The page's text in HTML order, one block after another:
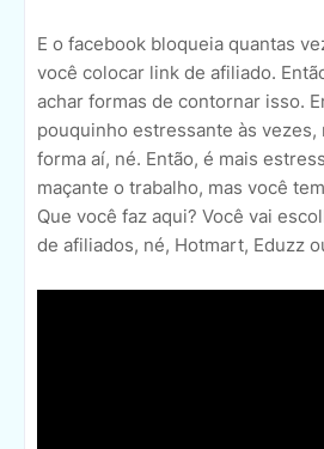
E o facebook bloqueia quantas
você colocar link de afiliado.
achar formas de contornar isso.
pouquinho estressante às vezes,
forma aí, né. Então, é mais
maçante o trabalho, mas você
Que você faz aqui? Você vai
de afiliados, né, Hotmart, Eduzz